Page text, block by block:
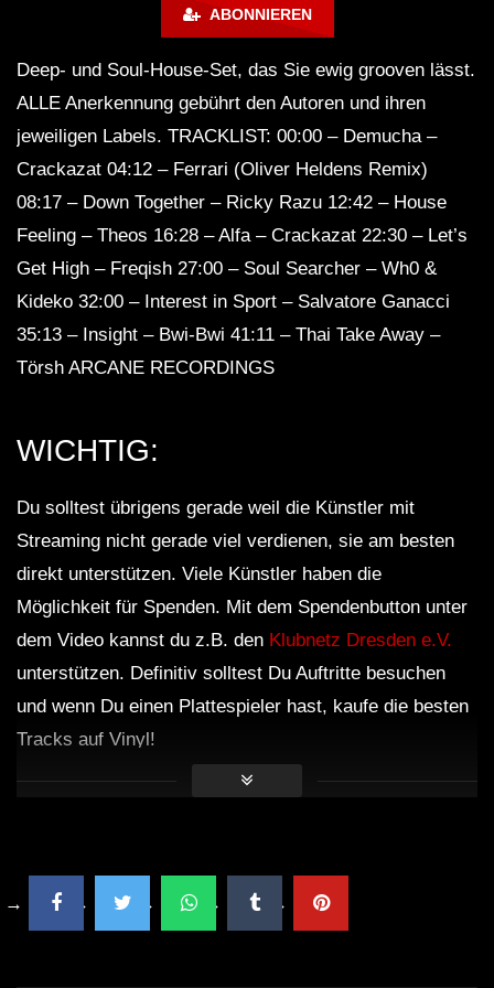
GUEST DJ MIX 03: ＤＪ ＣＩＮＥＭＡ
ＱＵＡＲＴＩＥＲ ＬＡＴＩＮ 🎥 (Lo-Fi
GUEST DJ MIX 04: ＳＣＩＳＳＯＲＷ
ＯＲＫ ✂️ (Lo-Fi House Mix)
California Beach 80’s – Lo-Fi House
ＨＯＵＳＥ 12 (Lo-Fi House Mix)
(TEASER)
GUEST DJ MIX 01: ＤＪ ＨＯＵＳＥＰ
ＬＡＮＴＳ🍃 (Lo-Fi House Mix)
ABONNIEREN
Deep- und Soul-House-Set, das Sie ewig grooven lässt.
ALLE Anerkennung gebührt den Autoren und ihren
jeweiligen Labels. TRACKLIST: 00:00 – Demucha –
Crackazat 04:12 – Ferrari (Oliver Heldens Remix)
08:17 – Down Together – Ricky Razu 12:42 – House
Feeling – Theos 16:28 – Alfa – Crackazat 22:30 – Let’s
Get High – Freqish 27:00 – Soul Searcher – Wh0 &
Kideko 32:00 – Interest in Sport – Salvatore Ganacci
35:13 – Insight – Bwi-Bwi 41:11 – Thai Take Away –
Törsh ARCANE RECORDINGS
WICHTIG:
Du solltest übrigens gerade weil die Künstler mit
Streaming nicht gerade viel verdienen, sie am besten
direkt unterstützen. Viele Künstler haben die
Möglichkeit für Spenden. Mit dem Spendenbutton unter
dem Video kannst du z.B. den Klubnetz Dresden e.V.
unterstützen. Definitiv solltest Du Auftritte besuchen
und wenn Du einen Plattespieler hast, kaufe die besten
Tracks auf Vinyl!